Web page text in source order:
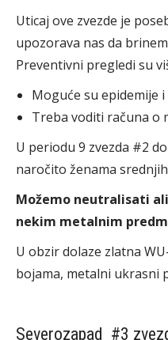
Uticaj ove zvezde je
upozorava nas da
Preventivni pregledi su
Moguće su epidemije
Treba voditi računa o
U periodu 9 zvezda #2
naročito ženama
Možemo neutralisati
nekim metalnim
U obzir dolaze zlatna
bojama, metalni ukrasni
Severozapad #3